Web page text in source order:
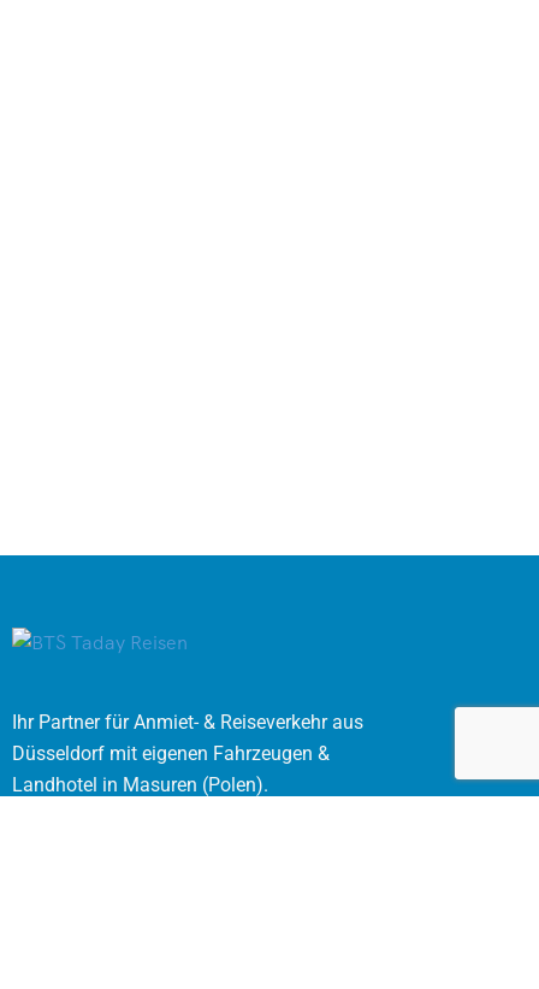
Ihr Partner für Anmiet- & Reiseverkehr aus
Düsseldorf mit eigenen Fahrzeugen &
Landhotel in Masuren (Polen).